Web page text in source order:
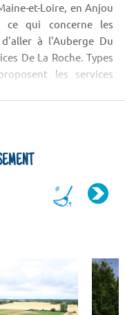
et-Loire, en Anjou
ce qui concerne les
à l'Auberge Du
De La Roche. Types
les services